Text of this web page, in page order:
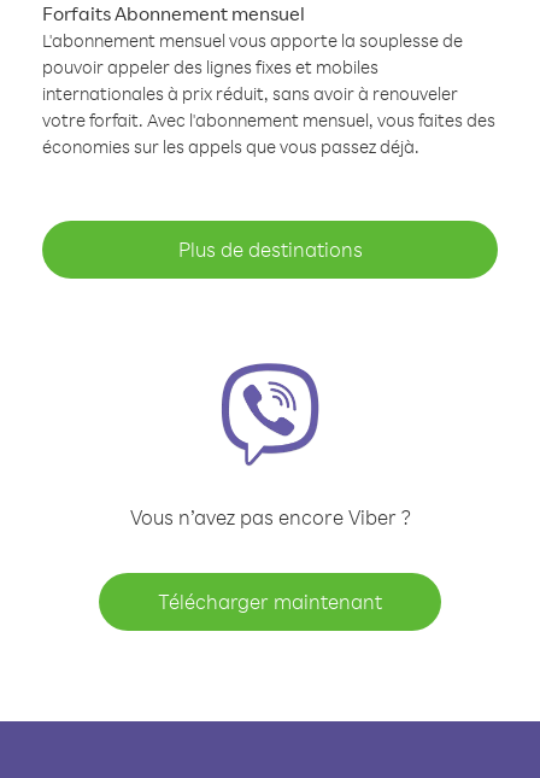
Forfaits Abonnement mensuel
L'abonnement mensuel vous apporte la souplesse de
pouvoir appeler des lignes fixes et mobiles
internationales à prix réduit, sans avoir à renouveler
votre forfait. Avec l'abonnement mensuel, vous faites des
économies sur les appels que vous passez déjà.
Plus de destinations
Vous n’avez pas encore Viber ?
Télécharger maintenant